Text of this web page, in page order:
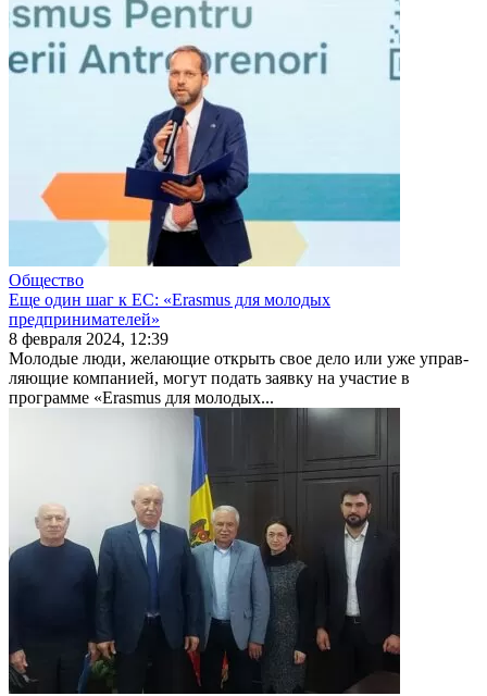
Общество
Еще один шаг к ЕС: «Erasmus для молодых
предпринимателей»
8 февраля 2024, 12:39
Молодые люди, желающие открыть свое дело или уже управ­
ляющие компанией, могут подать заявку на участие в
программе «Erasmus для молодых...